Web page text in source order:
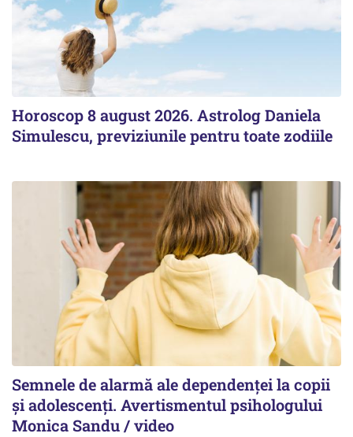
Horoscop 8 august 2026. Astrolog Daniela
Simulescu, previziunile pentru toate zodiile
Semnele de alarmă ale dependenței la copii
și adolescenți. Avertismentul psihologului
Monica Sandu / video